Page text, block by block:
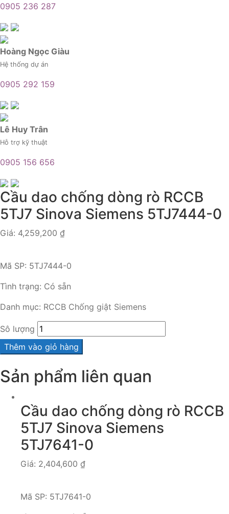
0905 236 287
Hoàng Ngọc Giàu
Hệ thống dự án
0905 292 159
Lê Huy Trân
Hỗ trợ kỹ thuật
0905 156 656
Cầu dao chống dòng rò RCCB
5TJ7 Sinova Siemens 5TJ7444-0
Giá: 4,259,200 ₫
Mã SP: 5TJ7444-0
Tình trạng: Có sẵn
Danh mục: RCCB Chống giật Siemens
Sô lượng
Thêm vào giỏ hàng
Sản phẩm liên quan
Cầu dao chống dòng rò RCCB
5TJ7 Sinova Siemens
5TJ7641-0
Giá: 2,404,600 ₫
Mã SP: 5TJ7641-0